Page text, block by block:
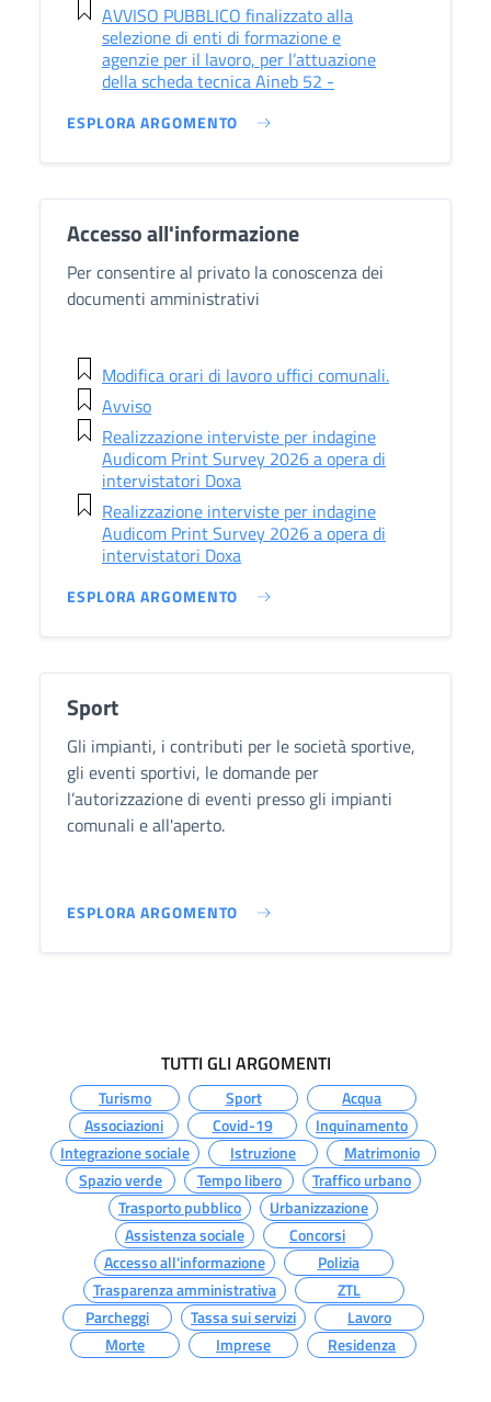
AVVISO PUBBLICO finalizzato alla
selezione di enti di formazione e
agenzie per il lavoro, per l’attuazione
della scheda tecnica Aineb 52 -
ESPLORA ARGOMENTO
Accesso all'informazione
Per consentire al privato la conoscenza dei
documenti amministrativi
Modifica orari di lavoro uffici comunali.
Avviso
Realizzazione interviste per indagine
Audicom Print Survey 2026 a opera di
intervistatori Doxa
Realizzazione interviste per indagine
Audicom Print Survey 2026 a opera di
intervistatori Doxa
ESPLORA ARGOMENTO
Sport
Gli impianti, i contributi per le società sportive,
gli eventi sportivi, le domande per
l’autorizzazione di eventi presso gli impianti
comunali e all'aperto.
ESPLORA ARGOMENTO
TUTTI GLI ARGOMENTI
Turismo Sport
Acqua
Associazioni
Covid-19
Inquinamento
Integrazione sociale
Istruzione
Matrimonio
Spazio verde
Tempo libero
Traffico urbano
Trasporto pubblico
Urbanizzazione
Assistenza sociale
Concorsi
Accesso all'informazione
Polizia
Trasparenza amministrativa
ZTL
Parcheggi
Tassa sui servizi
Lavoro
Morte
Imprese Residenza